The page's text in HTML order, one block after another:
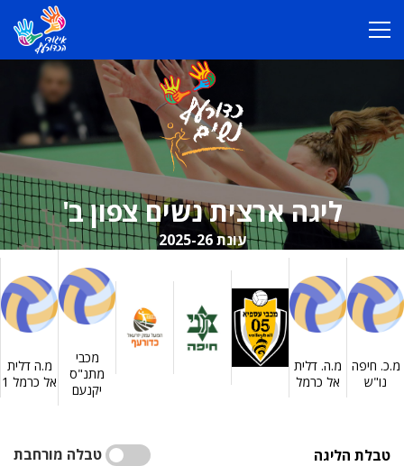
ליגה ארצית נשים צפון ב'
עונת 2025-26
מ.ה דלית
אל כרמל 1
מכבי
מתנ"ס
יקנעם
מ.ה. דלית
אל כרמל
מ.כ. חיפה
נו"ש
טבלה מורחבת טבלת הליגה